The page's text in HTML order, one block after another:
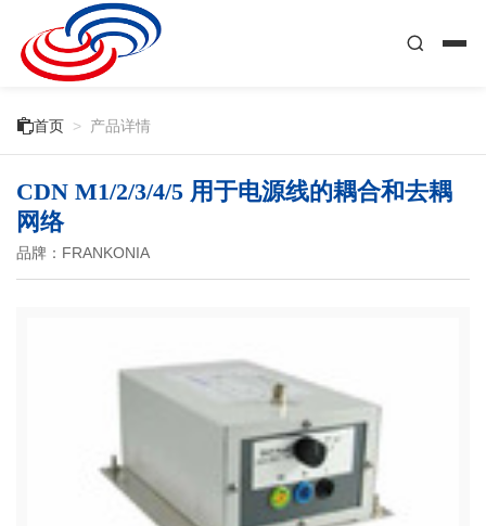
首页 > 产品详情
CDN M1/2/3/4/5 用于电源线的耦合和去耦
网络
品牌：FRANKONIA